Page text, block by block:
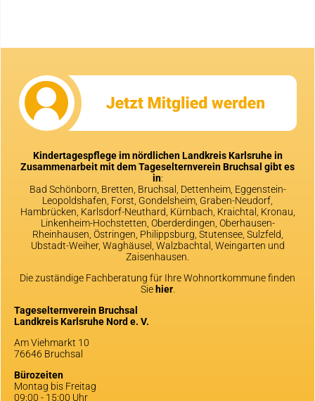
Tageselternverein Bruchsal
Landkreis Karlsruhe Nord e. V.
Am Viehmarkt 10
76646 Bruchsal
Bürozeiten
Montag bis Freitag
09:00 - 15:00 Uhr
Kindertagespflege im nördlichen Landkreis Karlsruhe in
Zusammenarbeit mit dem Tageselternverein Bruchsal gibt es
in:
Bad Schönborn, Bretten, Bruchsal, Dettenheim, Eggenstein-
Leopoldshafen, Forst, Gondelsheim, Graben-Neudorf,
Hambrücken, Karlsdorf-Neuthard, Kürnbach, Kraichtal, Kronau,
Linkenheim-Hochstetten, Oberderdingen, Oberhausen-
Rheinhausen, Östringen, Philippsburg, Stutensee, Sulzfeld,
Ubstadt-Weiher, Waghäusel, Walzbachtal, Weingarten und
Zaisenhausen.
Die zuständige Fachberatung für Ihre Wohnortkommune finden
Sie hier.